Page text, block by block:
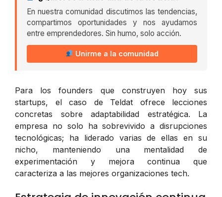
En nuestra comunidad discutimos las tendencias,
compartimos oportunidades y nos ayudamos
entre emprendedores. Sin humo, solo acción.
Unirme a la comunidad
Para los founders que construyen hoy sus
startups, el caso de Teldat ofrece lecciones
concretas sobre adaptabilidad estratégica. La
empresa no solo ha sobrevivido a disrupciones
tecnológicas; ha liderado varias de ellas en su
nicho, manteniendo una mentalidad de
experimentación y mejora continua que
caracteriza a las mejores organizaciones tech.